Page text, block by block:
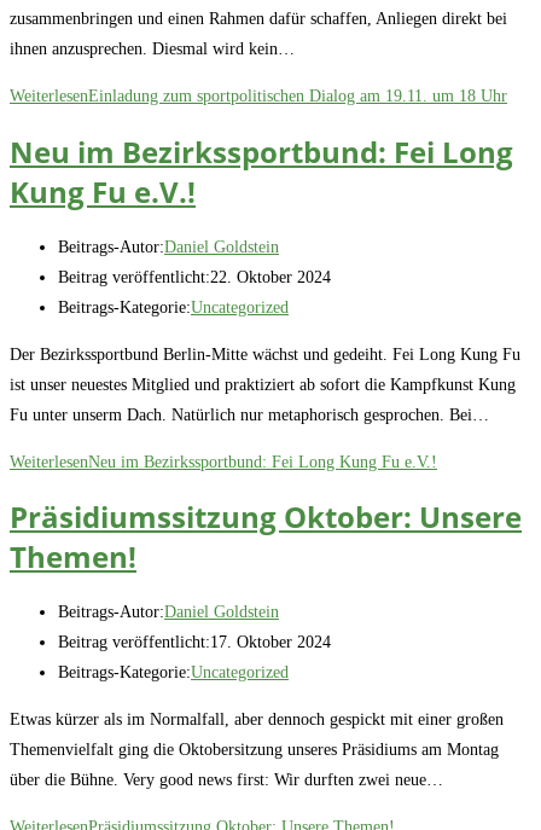
zusammenbringen und einen Rahmen dafür schaffen, Anliegen direkt bei
ihnen anzusprechen. Diesmal wird kein…
WeiterlesenEinladung zum sportpolitischen Dialog am 19.11. um 18 Uhr
Neu im Bezirkssportbund: Fei Long
Kung Fu e.V.!
Beitrags-Autor:Daniel Goldstein
Beitrag veröffentlicht:22. Oktober 2024
Beitrags-Kategorie:Uncategorized
Der Bezirkssportbund Berlin-Mitte wächst und gedeiht. Fei Long Kung Fu
ist unser neuestes Mitglied und praktiziert ab sofort die Kampfkunst Kung
Fu unter unserm Dach. Natürlich nur metaphorisch gesprochen. Bei…
WeiterlesenNeu im Bezirkssportbund: Fei Long Kung Fu e.V.!
Präsidiumssitzung Oktober: Unsere
Themen!
Beitrags-Autor:Daniel Goldstein
Beitrag veröffentlicht:17. Oktober 2024
Beitrags-Kategorie:Uncategorized
Etwas kürzer als im Normalfall, aber dennoch gespickt mit einer großen
Themenvielfalt ging die Oktobersitzung unseres Präsidiums am Montag
über die Bühne. Very good news first: Wir durften zwei neue…